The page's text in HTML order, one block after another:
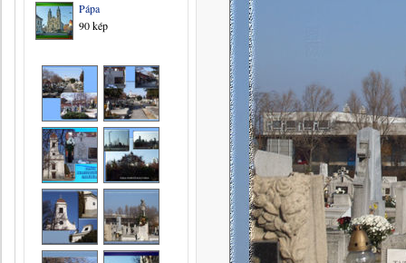
Pápa
90 kép